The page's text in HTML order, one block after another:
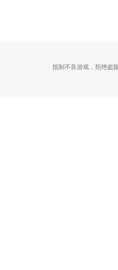
抵制不良游戏，拒绝盗